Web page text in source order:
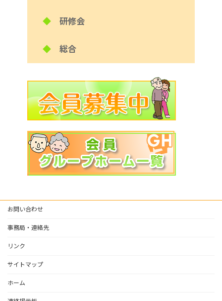
◆ 研修会
◆ 総合
お問い合わせ
事務局・連絡先
リンク
サイトマップ
ホーム